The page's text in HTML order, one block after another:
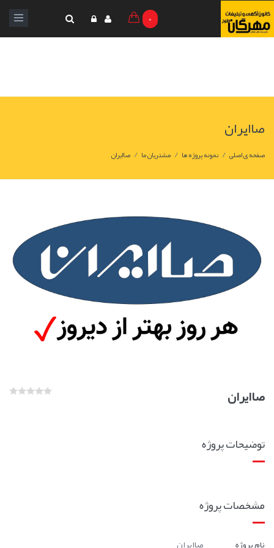
0
صاایران
صفحه ی اصلی / نمونه پروژه ها / مشتریان ما / صاایران
صاایران
توضیحات پروژه
مشخصات پروژه
نام پروژه
صاایران